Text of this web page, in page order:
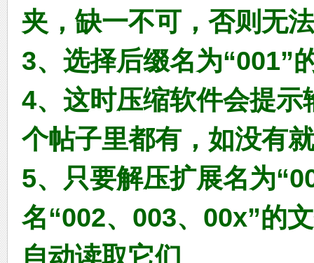
夹，缺一不可，否则无
3、选择后缀名为“001”
4、这时压缩软件会提
个帖子里都有，如没有
5、只要解压扩展名为
名“002、003、00x”的
自动读取它们